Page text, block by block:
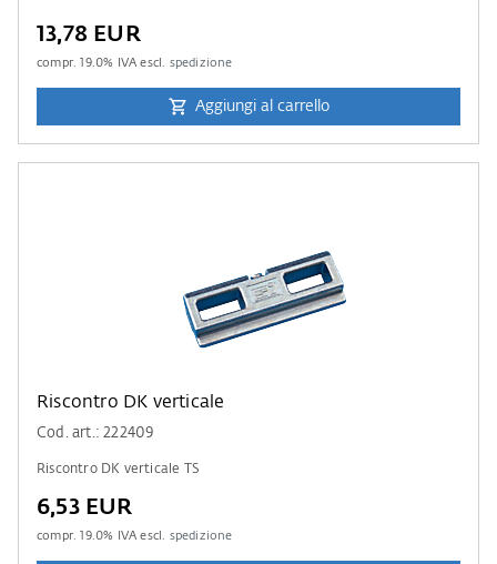
13,78 EUR
compr.19.0% IVA escl. spedizione
Aggiungi al carrello
Riscontro DK verticale
Cod. art.: 222409
Riscontro DK verticale TS
6,53 EUR
compr.19.0% IVA escl. spedizione